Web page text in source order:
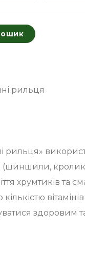
рильця
рильця»
(шиншили,
хрумтиків та
вітамінів
здоровим